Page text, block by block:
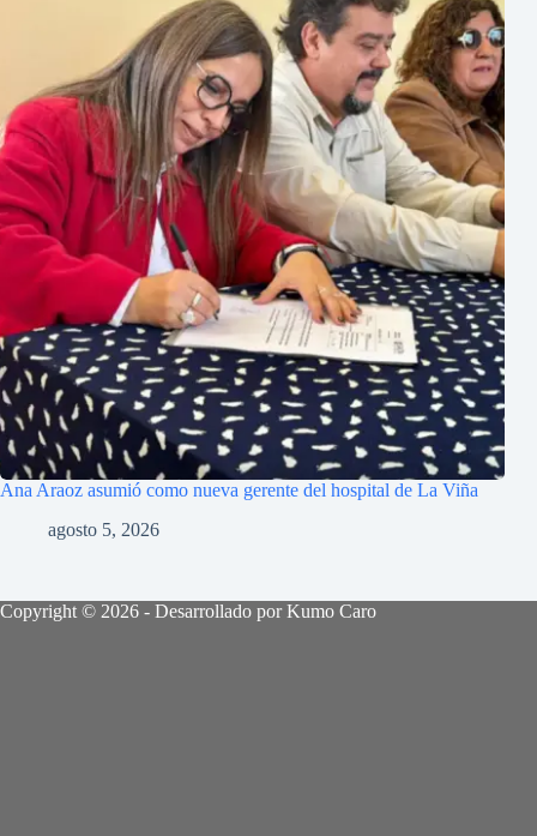
Ana Araoz asumió como nueva gerente del hospital de La Viña
agosto 5, 2026
Copyright © 2026 - Desarrollado por Kumo Caro